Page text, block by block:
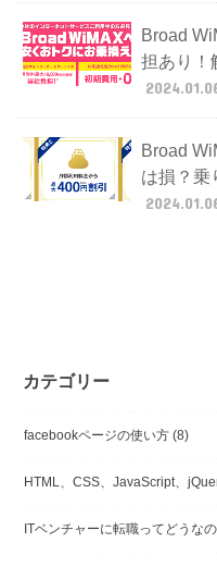
Broad
担あり！
Broad
は損？乗
カテゴリー
facebookページの使い方 (8)
HTML、CSS、JavaScript、
ITベンチャーに転職ってどうなの